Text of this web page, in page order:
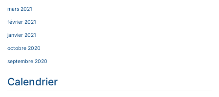
mars 2021
février 2021
janvier 2021
octobre 2020
septembre 2020
Calendrier